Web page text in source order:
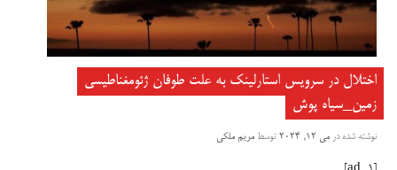
اختلال در سرویس استارلینک به علت طوفان ژئومغناطیسی
زمین_سیاه پوش
نوشته شده درمی 12, 2024 توسطمریم ملکی